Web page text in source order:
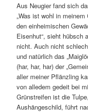
Aus Neugier fand sich
„Was ist wohl in
den einheimischen
Eisenhut“, sieht hübsch
nicht. Auch nicht
und natürlich das
(har, har, har) der
aller meiner Pflänzling
von alledem gedeit bei
Grünstreifen ist die
Aushängeschild, führt